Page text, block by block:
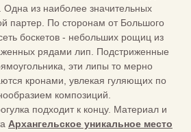
Одна из наиболее значительных
партер. По сторонам от Большого
боскетов - небольших рощиц из
рядами лип. Подстриженные
эти липы то мерно
кронами, увлекая гуляющих по
композиций.
подходит к концу. Материал и
Архангельское уникальное место